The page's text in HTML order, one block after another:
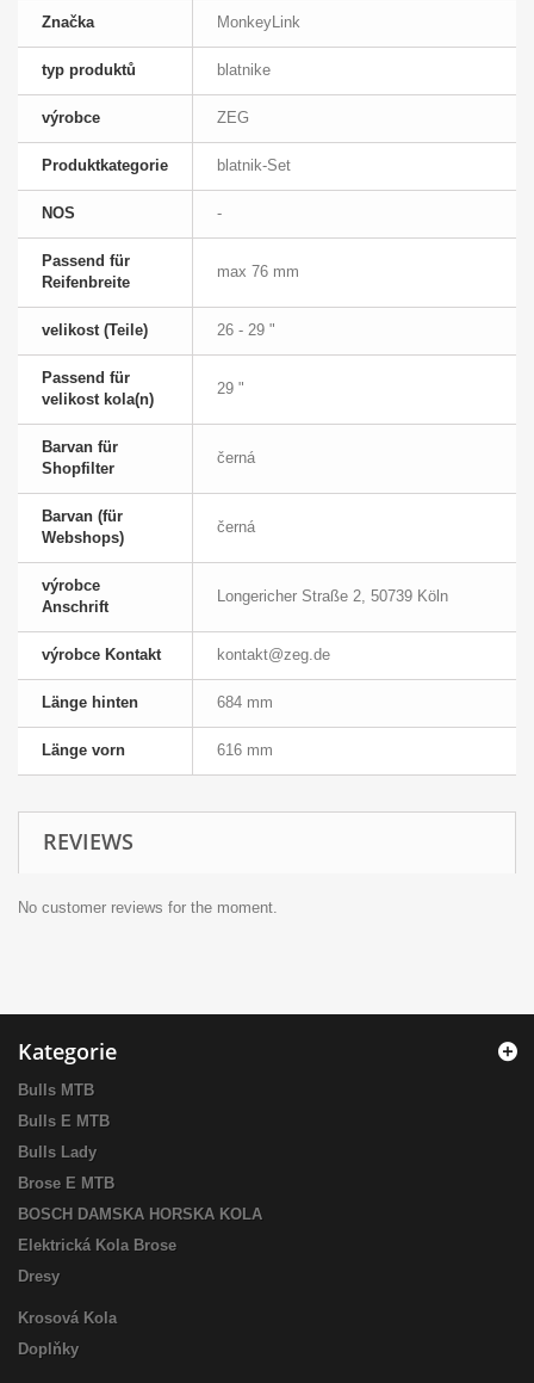
Značka MonkeyLink
typ produktů blatnike
výrobce ZEG
Produktkategorie blatnik-Set
NOS -
Passend für
Reifenbreite
max 76 mm
velikost (Teile) 26 - 29 "
Passend für
velikost kola(n)
29 "
Barvan für
Shopfilter
černá
Barvan (für
Webshops)
černá
výrobce
Anschrift
Longericher Straße 2, 50739 Köln
výrobce Kontakt kontakt@zeg.de
Länge hinten 684 mm
Länge vorn 616 mm
REVIEWS
No customer reviews for the moment.
Kategorie
Bulls MTB
Bulls E MTB
Bulls Lady
Brose E MTB
BOSCH DAMSKA HORSKA KOLA
Elektrická Kola Brose
Dresy
Krosová Kola
Doplňky